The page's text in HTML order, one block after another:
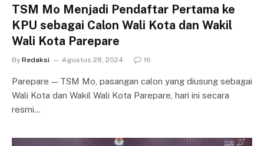
TSM Mo Menjadi Pendaftar Pertama ke
KPU sebagai Calon Wali Kota dan Wakil
Wali Kota Parepare
By Redaksi Agustus 28, 2024 16
Parepare — TSM Mo, pasangan calon yang diusung sebagai
Wali Kota dan Wakil Wali Kota Parepare, hari ini secara
resmi…